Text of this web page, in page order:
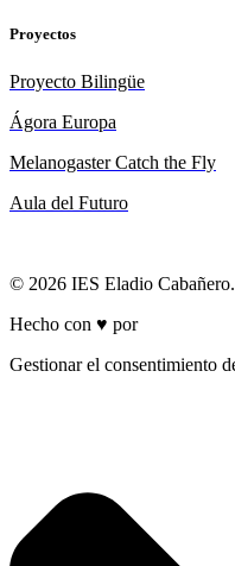
Proyectos
Proyecto Bilingüe
Ágora Europa
Melanogaster Catch the Fly
Aula del Futuro
© 2026 IES Eladio
Hecho con ♥ por
Gestionar el consentimiento